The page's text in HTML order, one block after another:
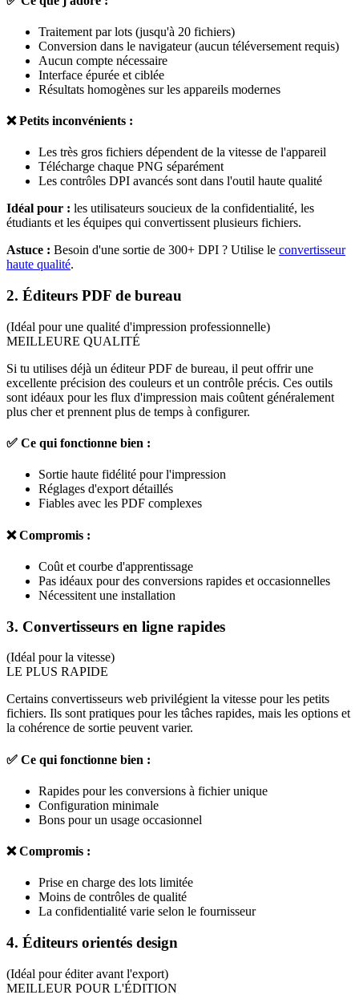
Traitement par lots (jusqu'à 20 fichiers)
Conversion dans le navigateur (aucun téléversement requis)
Aucun compte nécessaire
Interface épurée et ciblée
Résultats homogènes sur les appareils modernes
❌ Petits inconvénients :
Les très gros fichiers dépendent de la vitesse de l'appareil
Télécharge chaque PNG séparément
Les contrôles DPI avancés sont dans l'outil haute qualité
Idéal pour : les utilisateurs soucieux de la confidentialité, les
étudiants et les équipes qui convertissent plusieurs fichiers.
Astuce : Besoin d'une sortie de 300+ DPI ? Utilise le convertisseur
haute qualité.
2. Éditeurs PDF de bureau
(Idéal pour une qualité d'impression professionnelle)
MEILLEURE QUALITÉ
Si tu utilises déjà un éditeur PDF de bureau, il peut offrir une
excellente précision des couleurs et un contrôle précis. Ces outils
sont idéaux pour les flux d'impression mais coûtent généralement
plus cher et prennent plus de temps à configurer.
✅ Ce qui fonctionne bien :
Sortie haute fidélité pour l'impression
Réglages d'export détaillés
Fiables avec les PDF complexes
❌ Compromis :
Coût et courbe d'apprentissage
Pas idéaux pour des conversions rapides et occasionnelles
Nécessitent une installation
3. Convertisseurs en ligne rapides
(Idéal pour la vitesse)
LE PLUS RAPIDE
Certains convertisseurs web privilégient la vitesse pour les petits
fichiers. Ils sont pratiques pour les tâches rapides, mais les options et
la cohérence de sortie peuvent varier.
✅ Ce qui fonctionne bien :
Rapides pour les conversions à fichier unique
Configuration minimale
Bons pour un usage occasionnel
❌ Compromis :
Prise en charge des lots limitée
Moins de contrôles de qualité
La confidentialité varie selon le fournisseur
4. Éditeurs orientés design
(Idéal pour éditer avant l'export)
MEILLEUR POUR L'ÉDITION